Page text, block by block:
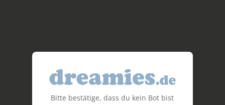
Bitte bestätige, dass du kein Bot bist